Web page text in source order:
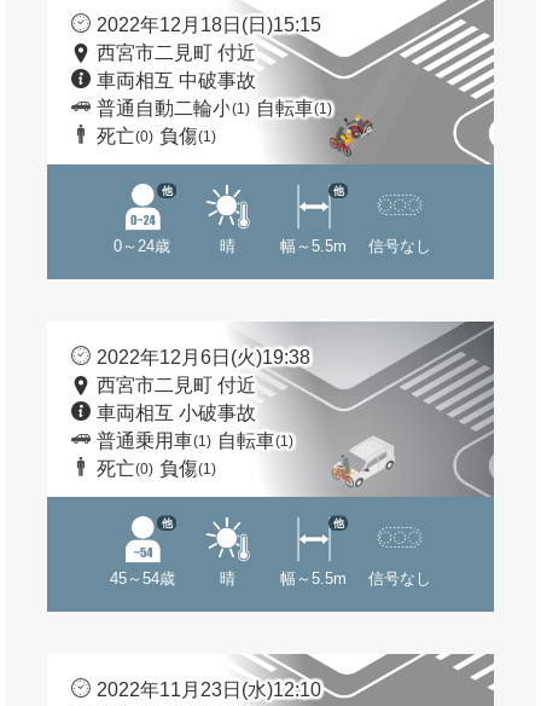
2022年12月18日(日)15:15
西宮市二見町 付近
車両相互 中破事故
普通自動二輪小(1) 自転車(1)
死亡(0) 負傷(1)
0～24歳
他
晴 幅～5.5m
他
信号なし
2022年12月6日(火)19:38
西宮市二見町 付近
車両相互 小破事故
普通乗用車(1) 自転車(1)
死亡(0) 負傷(1)
45～54歳
他
晴 幅～5.5m
他
信号なし
2022年11月23日(水)12:10